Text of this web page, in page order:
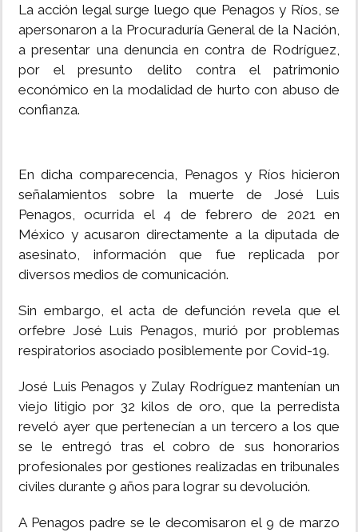
La acción legal surge luego que Penagos y Ríos, se
apersonaron a la Procuraduría General de la Nación,
a presentar una denuncia en contra de Rodríguez,
por el presunto delito contra el patrimonio
económico en la modalidad de hurto con abuso de
confianza.
En dicha comparecencia, Penagos y Ríos hicieron
señalamientos sobre la muerte de José Luis
Penagos, ocurrida el 4 de febrero de 2021 en
México y acusaron directamente a la diputada de
asesinato, información que fue replicada por
diversos medios de comunicación.
Sin embargo, el acta de defunción revela que el
orfebre José Luis Penagos, murió por problemas
respiratorios asociado posiblemente por Covid-19.
José Luis Penagos y Zulay Rodríguez mantenían un
viejo litigio por 32 kilos de oro, que la perredista
reveló ayer que pertenecían a un tercero a los que
se le entregó tras el cobro de sus honorarios
profesionales por gestiones realizadas en tribunales
civiles durante 9 años para lograr su devolución.
A Penagos padre se le decomisaron el 9 de marzo